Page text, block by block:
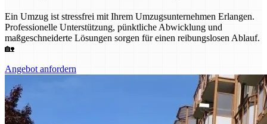
Ein Umzug ist stressfrei mit Ihrem Umzugsunternehmen Erlangen.
Professionelle Unterstützung, pünktliche Abwicklung und
maßgeschneiderte Lösungen sorgen für einen reibungslosen Ablauf.
🏡
Angebot anfordern